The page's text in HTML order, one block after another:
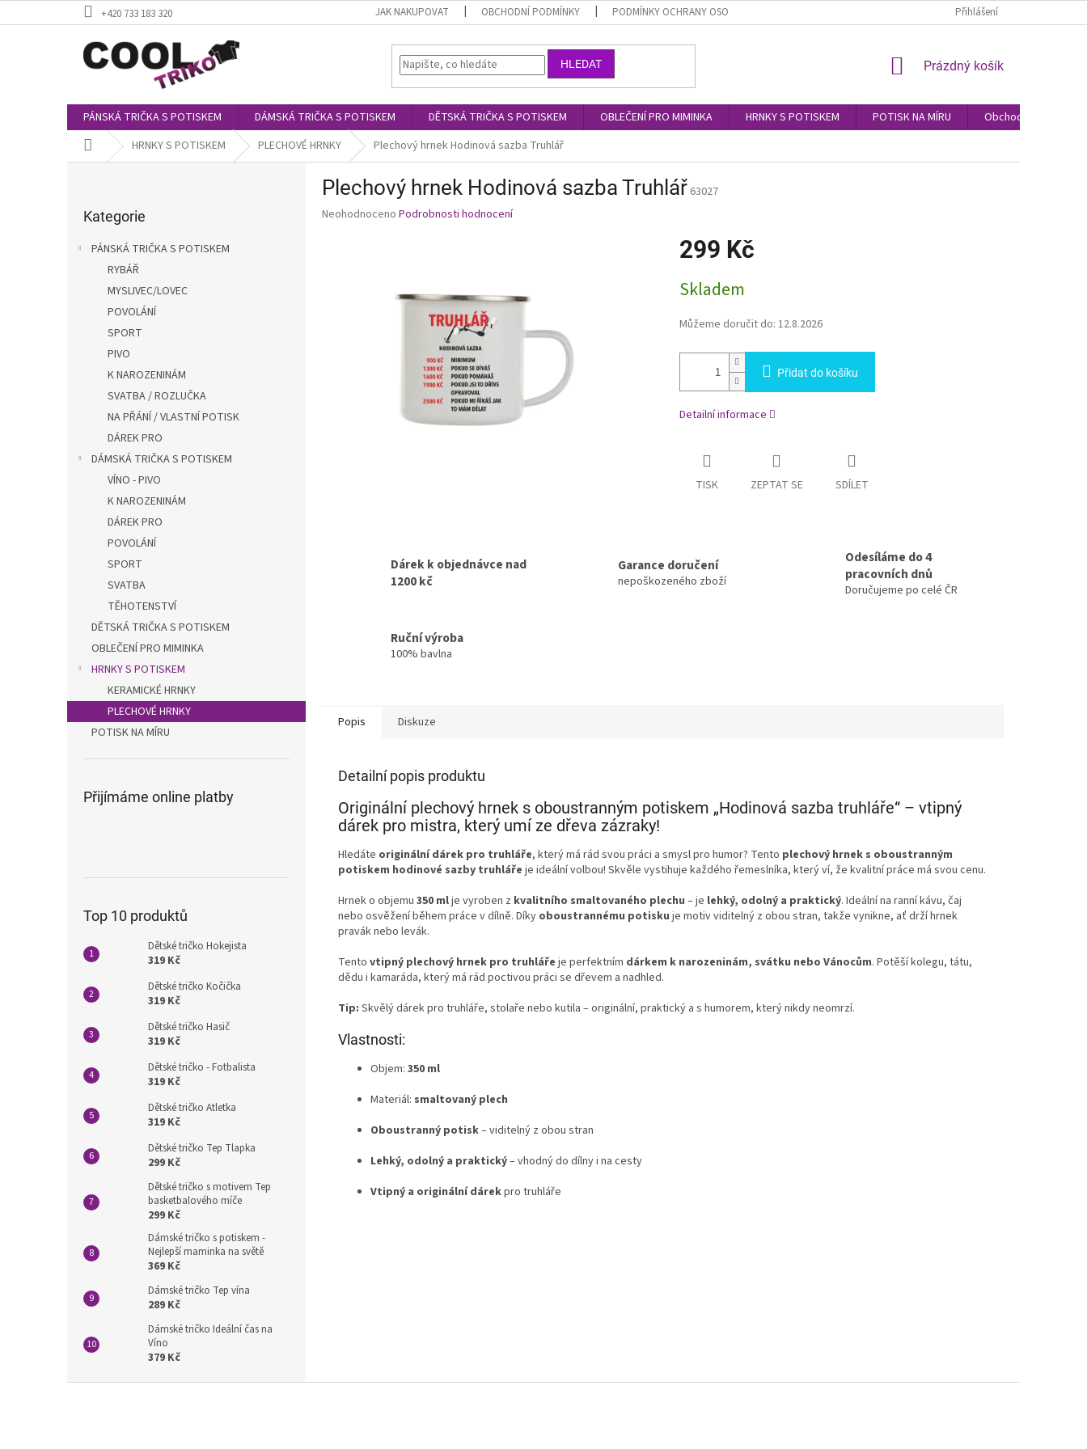
na
+420 733 183 320 JAK NAKUPOVAT OBCHODNÍ PODMÍNKY PODMÍNKY OCHRANY OSOBNÍCH ÚDAJŮ Přihlášení
HLEDAT
NÁKUPNÍ
Prázdný košík
PÁNSKÁ TRIČKA S POTISKEM DÁMSKÁ TRIČKA S POTISKEM DĚTSKÁ TRIČKA S POTISKEM OBLEČENÍ PRO MIMINKA HRNKY S POTISKEM POTISK NA MÍRU
Obchodní podmínky
Domů HRNKY S POTISKEM PLECHOVÉ HRNKY Plechový hrnek Hodinová sazba Truhlář
kategorie
Kategorie
PÁNSKÁ TRIČKA S POTISKEM
RYBÁŘ
MYSLIVEC/LOVEC
POVOLÁNÍ
SPORT
PIVO
K NAROZENINÁM
SVATBA / ROZLUČKA
NA PŘÁNÍ / VLASTNÍ POTISK
DÁREK PRO
DÁMSKÁ TRIČKA S POTISKEM
VÍNO - PIVO
K NAROZENINÁM
DÁREK PRO
POVOLÁNÍ
SPORT
SVATBA
TĚHOTENSTVÍ
DĚTSKÁ TRIČKA S POTISKEM
OBLEČENÍ PRO MIMINKA
HRNKY S POTISKEM
KERAMICKÉ HRNKY
PLECHOVÉ HRNKY
POTISK NA MÍRU
Přijímáme online platby
Top 10 produktů
Dětské tričko Hokejista
319 Kč
Dětské tričko Kočička
319 Kč
Dětské tričko Hasič
319 Kč
Dětské tričko - Fotbalista
319 Kč
Dětské tričko Atletka
319 Kč
Dětské tričko Tep Tlapka
299 Kč
Dětské tričko s motivem Tep
basketbalového míče
299 Kč
Dámské tričko s potiskem -
Nejlepší maminka na světě
369 Kč
Dámské tričko Tep vína
289 Kč
Dámské tričko Ideální čas na
Víno
379 Kč
Plechový hrnek Hodinová sazba Truhlář 63027
Průměrné
Neohodnoceno Podrobnosti hodnocení
299 Kč
cena:
Skladem
Můžeme doručit do: 12.8.2026
Přidat do košíku
Detailní informace
TISK ZEPTAT SE SDÍLET
Dárek k objednávce nad
1200 kč
Garance doručení
nepoškozeného zboží
Odesíláme do 4
pracovních dnů
Doručujeme po celé ČR
Ruční výroba
100% bavlna
Popis Diskuze
Detailní popis produktu
Originální plechový hrnek s oboustranným potiskem „Hodinová sazba truhláře“ – vtipný
dárek pro mistra, který umí ze dřeva zázraky!
Hledáte originální dárek pro truhláře, který má rád svou práci a smysl pro humor? Tento plechový hrnek s oboustranným
potiskem hodinové sazby truhláře je ideální volbou! Skvěle vystihuje každého řemeslníka, který ví, že kvalitní práce má svou cenu.
Hrnek o objemu 350 mlje vyroben z kvalitního smaltovaného plechu – je lehký, odolný a praktický. Ideální na ranní kávu, čaj
nebo osvěžení během práce v dílně. Díky oboustrannému potisku je motiv viditelný z obou stran, takže vynikne, ať drží hrnek
pravák nebo levák.
Tento vtipný plechový hrnek pro truhláře je perfektním dárkem k narozeninám, svátku nebo Vánocům. Potěší kolegu, tátu,
dědu i kamaráda, který má rád poctivou práci se dřevem a nadhled.
Tip: Skvělý dárek pro truhláře, stolaře nebo kutila – originální, praktický a s humorem, který nikdy neomrzí.
Vlastnosti:
Objem: 350 ml
Materiál: smaltovaný plech
Oboustranný potisk– viditelný z obou stran
Lehký, odolný a praktický– vhodný do dílny i na cesty
Vtipný a originální dárekpro truhláře